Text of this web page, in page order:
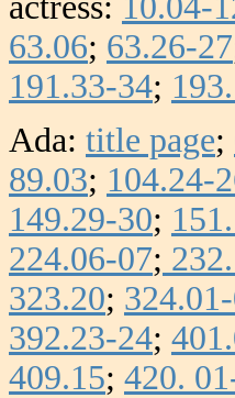
63.06; 63.26-27
191.33-34;
Ada: title page;
89.03; 104.24-
149.29-30;
224.06-07;
323.20;
392.23-24;
409.15; 420.